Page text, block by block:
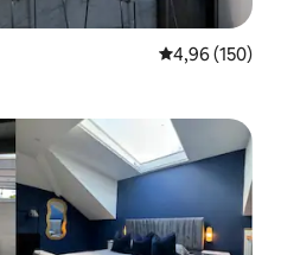
Évaluation
4,96 (150)